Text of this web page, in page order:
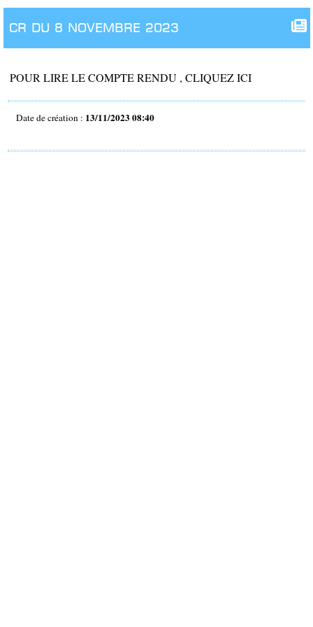
CR DU 8 NOVEMBRE 2023
POUR LIRE LE COMPTE RENDU , CLIQUEZ ICI
Date de création : 13/11/2023 08:40